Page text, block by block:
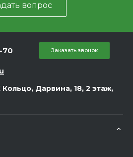
вопрос
70 Заказать звонок
Дарвина, 18, 2 этаж,